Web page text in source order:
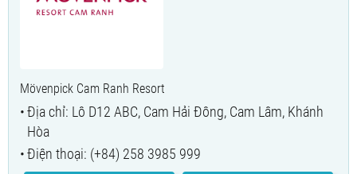
Mövenpick Cam Ranh Resort
Địa chỉ: Lô D12 ABC, Cam Hải Đông, Cam Lâm, Khánh
Hòa
Điện thoại: (+84) 258 3985 999